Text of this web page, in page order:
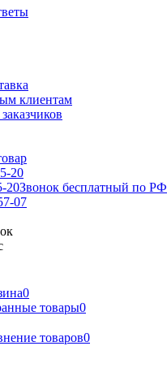
клиентам
20
20Звонок бесплатный по РФ
07
0
товары0
товаров0